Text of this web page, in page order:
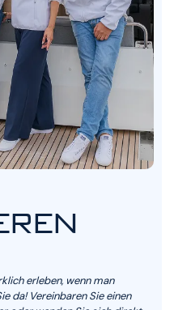
erleben, wenn man
da! Vereinbaren Sie einen